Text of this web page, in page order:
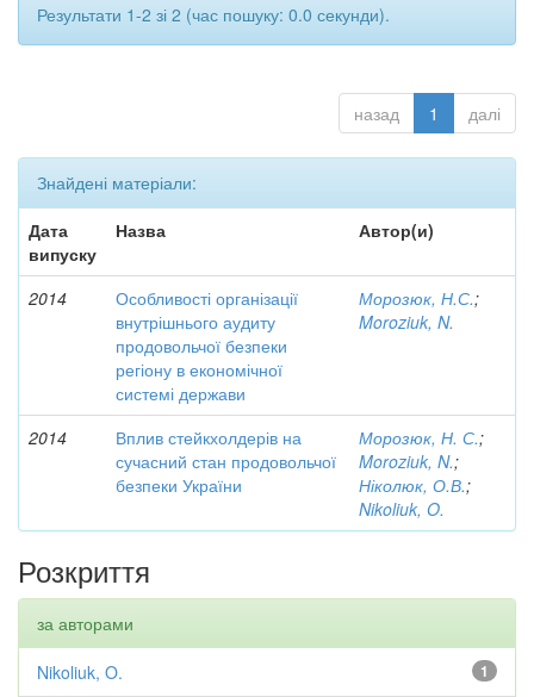
Результати 1-2 зі 2 (час пошуку: 0.0 секунди).
назад 1 далі
Знайдені матеріали:
Дата
випуску
Назва Автор(и)
2014
Особливості організації
внутрішнього аудиту
продовольчої безпеки
регіону в економічної
системі держави
Морозюк, Н.С.;
Moroziuk, N.
2014
Вплив стейкхолдерів на
сучасний стан продовольчої
безпеки України
Морозюк, Н. С.;
Moroziuk, N.;
Ніколюк, О.В.;
Nikoliuk, O.
Розкриття
за авторами
1
Nikoliuk, O.